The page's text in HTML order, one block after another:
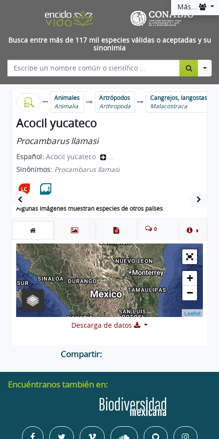
Más...
Busca entre más de 117 mil especies válidas o aceptadas y su
sinonimia
Animales
Animalia
Artrópodos
Arthropoda
Cangrejos, langostas,
Malacostraca
Acocil yucateco
Procambarus llamasi
Español: Acocil yucateco
...
Sinónimos: Procambarus llamasi
Algunas imágenes muestran especies de otros países
0
+
−
Leaflet
Descarga de datos
Compartir:
Encuéntranos también en: